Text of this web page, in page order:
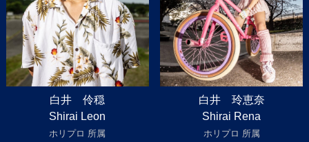
白井 伶穏
Shirai Leon
ホリプロ 所属
白井 玲恵奈
Shirai Rena
ホリプロ 所属